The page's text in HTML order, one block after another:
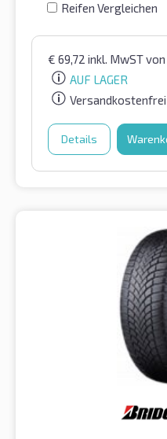
Reifen Vergleichen
€ 69,72 inkl. MwSTvon
AUF LAGER
Versandkostenfrei
Details